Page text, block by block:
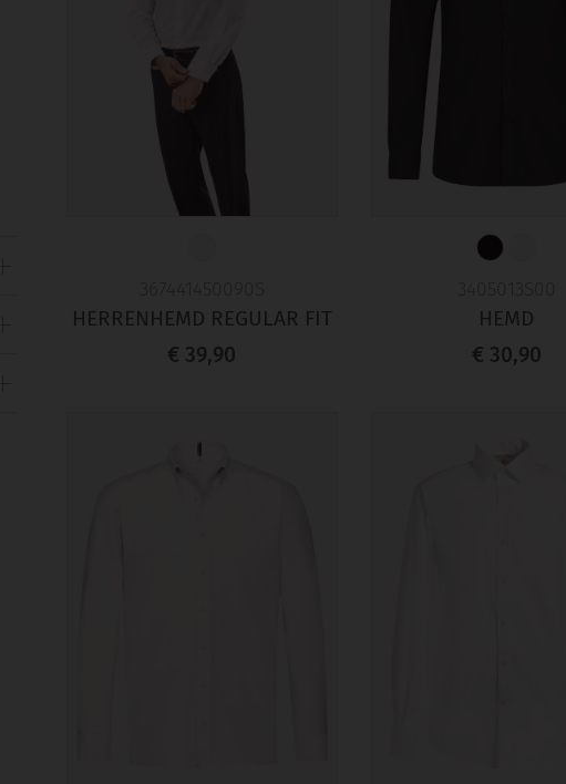
HERRENHEMD REGULAR FIT
€ 39,90
HEMD
€ 30,90